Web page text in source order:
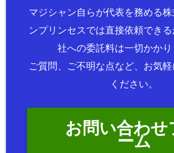
マジシャン自らが代表を務める
ンプリンセスでは直接依頼でき
社への委託料は一切かかり
ご質問、ご不明な点など、お気
ください。
お問い合わせ
ーム